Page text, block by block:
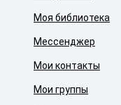
Моя библиотека
Мессенджер
Мои контакты
Мои группы